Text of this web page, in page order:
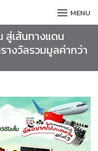
MENU
สู่เส้นทางแดน
งวัลรวมมูลค่ากว่า